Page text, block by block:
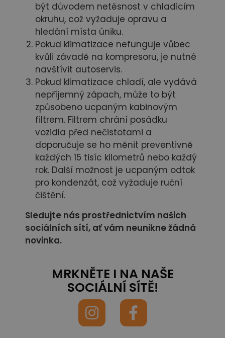
být důvodem netěsnost v chladicím
okruhu, což vyžaduje opravu a
hledání místa úniku.
Pokud klimatizace nefunguje vůbec
kvůli závadě na kompresoru, je nutné
navštívit autoservis.
Pokud klimatizace chladí, ale vydává
nepříjemný zápach, může to být
způsobeno ucpaným kabinovým
filtrem. Filtrem chrání posádku
vozidla před nečistotami a
doporučuje se ho měnit preventivně
každých 15 tisíc kilometrů nebo každý
rok. Další možnost je ucpaným odtok
pro kondenzát, což vyžaduje ruční
čištění.
Sledujte nás prostřednictvím našich
sociálních sítí, ať vám neunikne žádná
novinka.
MRKNĚTE I NA NAŠE
SOCIÁLNÍ SÍTĚ!